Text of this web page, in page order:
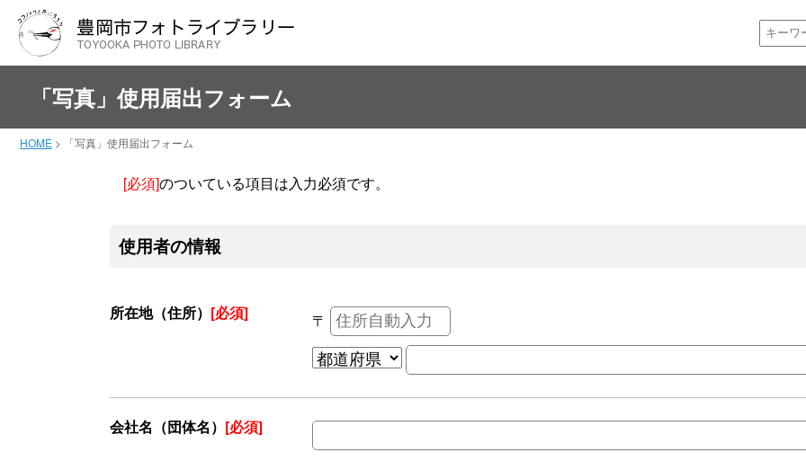
「写真」使用届出フォーム
HOME > 「写真」使用届出フォーム
[必須]のついている項目は入力必須です。
使用者の情報
所在地（住所） [必須] 〒
会社名（団体名） [必須]